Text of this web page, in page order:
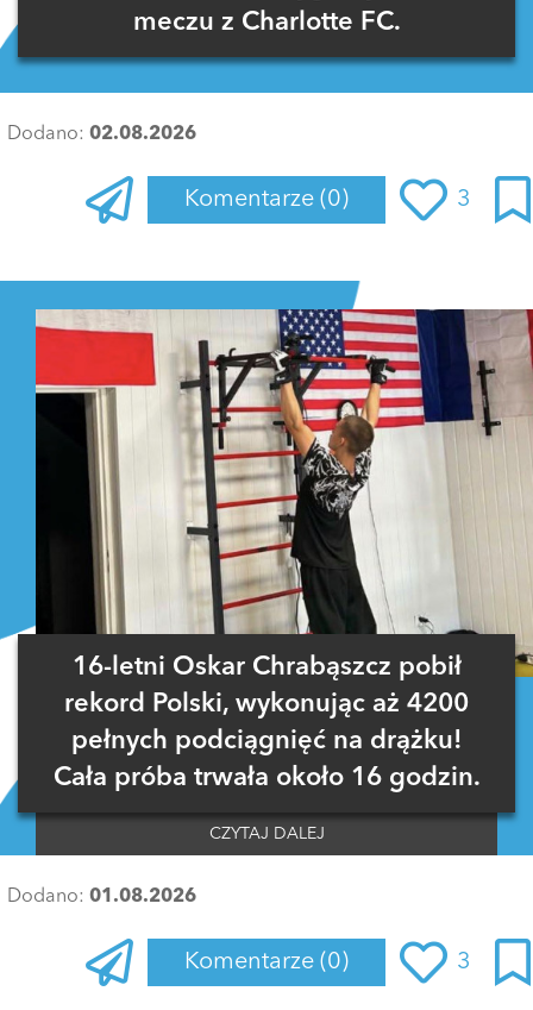
meczu z Charlotte FC.
Dodano: 02.08.2026
Komentarze (0) 3
16-letni Oskar Chrabąszcz pobił
rekord Polski, wykonując aż 4200
pełnych podciągnięć na drążku!
Cała próba trwała około 16 godzin.
CZYTAJ DALEJ
Dodano: 01.08.2026
Komentarze (0) 3